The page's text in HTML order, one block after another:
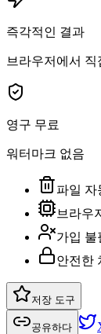
즉각적인 결과
브라우저에서 직
영구 무료
워터마크 없음
파일 자
브라우
가입 불
안전한
저장 도구
공유하다